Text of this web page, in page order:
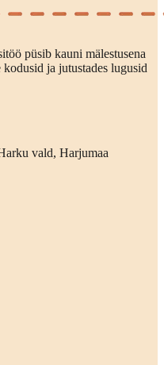
püsib kauni mälestusena
ja jutustades lugusid
vald, Harjumaa